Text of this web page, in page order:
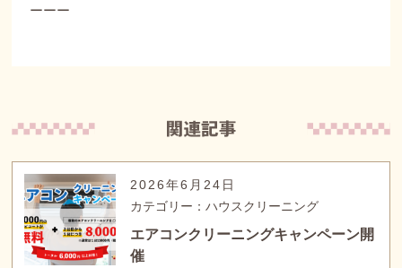
ーーー
2026年6月24日
カテゴリー：ハウスクリーニング
エアコンクリーニングキャンペーン開
催